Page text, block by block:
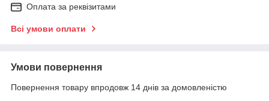
Оплата за реквізитами
Всі умови оплати
Умови повернення
Повернення товару впродовж 14 днів за домовленістю